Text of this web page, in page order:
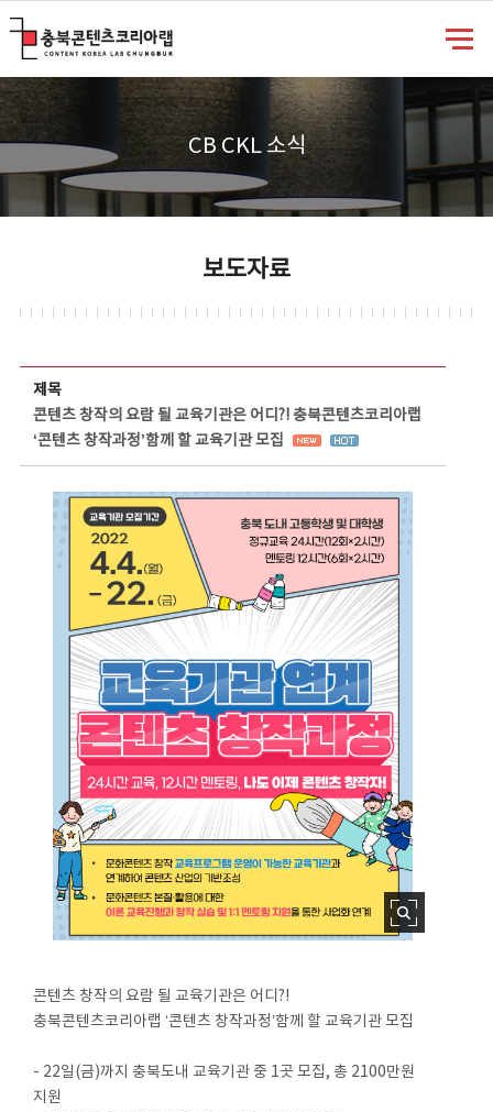
CB CKL 소식
보도자료
제목
콘텐츠 창작의 요람 될 교육기관은 어디?! 충북콘텐츠코리아랩
‘콘텐츠 창작과정’함께 할 교육기관 모집
콘텐츠 창작의 요람 될 교육기관은 어디?!
충북콘텐츠코리아랩 ‘콘텐츠 창작과정’함께 할 교육기관 모집
- 22일(금)까지 충북도내 교육기관 중 1곳 모집, 총 2100만원
지원